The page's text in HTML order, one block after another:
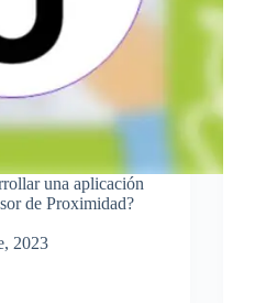
una aplicación
de Proximidad?
2023